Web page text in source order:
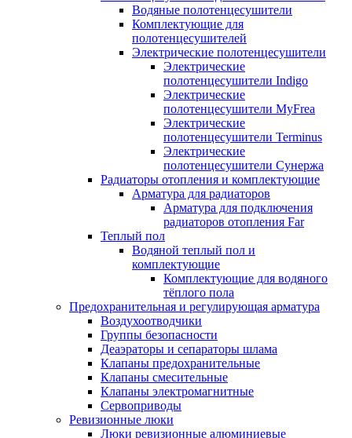
Водяные полотенцесушители
Комплектующие для
полотенцесушителей
Электрические полотенцесушители
Электрические
полотенцесушители Indigo
Электрические
полотенцесушители MyFrea
Электрические
полотенцесушители Terminus
Электрические
полотенцесушители Сунержа
Радиаторы отопления и комплектующие
Арматура для радиаторов
Арматура для подключения
радиаторов отопления Far
Теплый пол
Водяной теплый пол и
комплектующие
Комплектующие для водяного
тёплого пола
Предохранительная и регулирующая арматура
Воздухоотводчики
Группы безопасности
Деаэраторы и сепараторы шлама
Клапаны предохранительные
Клапаны смесительные
Клапаны электромагнитные
Сервоприводы
Ревизионные люки
Люки ревизионные алюминиевые